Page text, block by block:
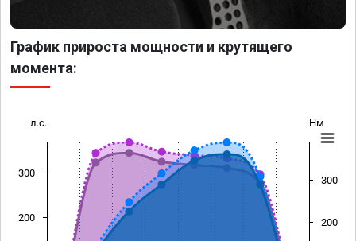
График прироста мощности и крутящего
момента:
л.с. Нм
200
300
200
300